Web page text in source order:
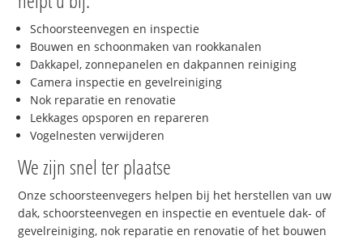
Schoorsteenvegen en inspectie
Bouwen en schoonmaken van rookkanalen
Dakkapel, zonnepanelen en dakpannen reiniging
Camera inspectie en gevelreiniging
Nok reparatie en renovatie
Lekkages opsporen en repareren
Vogelnesten verwijderen
We zijn snel ter plaatse
Onze schoorsteenvegers helpen bij het herstellen van uw
dak, schoorsteenvegen en inspectie en eventuele dak- of
gevelreiniging, nok reparatie en renovatie of het bouwen